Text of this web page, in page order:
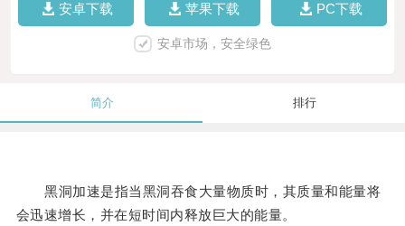
安卓下载 苹果下载 PC下载
安卓市场，安全绿色
简介 排行
黑洞加速是指当黑洞吞食大量物质时，其质量和能量将
会迅速增长，并在短时间内释放巨大的能量。